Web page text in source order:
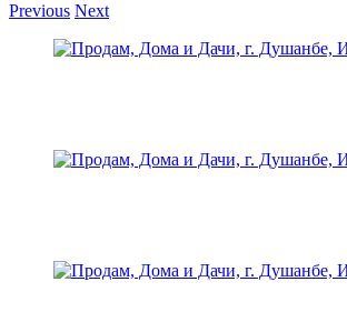
Previous Next